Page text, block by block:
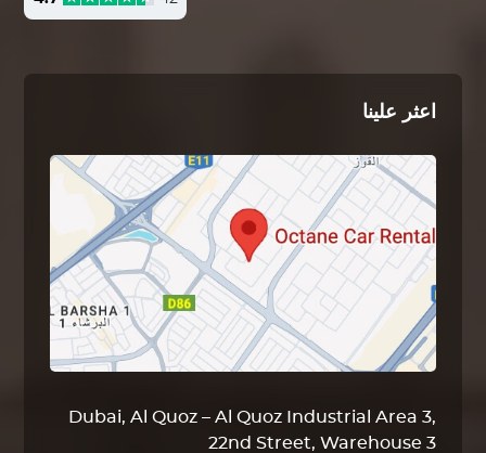
اعثر علينا
Dubai, Al Quoz – Al Quoz Industrial Area 3,
22nd Street, Warehouse 3